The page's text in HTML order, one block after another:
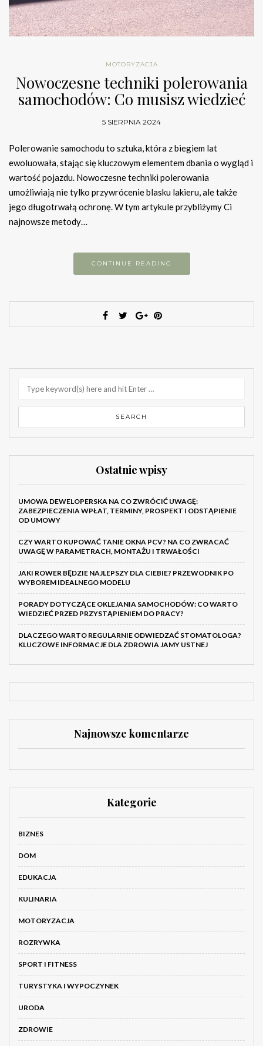
MOTORYZACJA
Nowoczesne techniki polerowania
samochodów: Co musisz wiedzieć
5 SIERPNIA 2024
Polerowanie samochodu to sztuka, która z biegiem lat
ewoluowała, stając się kluczowym elementem dbania o wygląd i
wartość pojazdu. Nowoczesne techniki polerowania
umożliwiają nie tylko przywrócenie blasku lakieru, ale także
jego długotrwałą ochronę. W tym artykule przybliżymy Ci
najnowsze metody…
CONTINUE READING
Ostatnie wpisy
UMOWA DEWELOPERSKA NA CO ZWRÓCIĆ UWAGĘ:
ZABEZPIECZENIA WPŁAT, TERMINY, PROSPEKT I ODSTĄPIENIE
OD UMOWY
CZY WARTO KUPOWAĆ TANIE OKNA PCV? NA CO ZWRACAĆ
UWAGĘ W PARAMETRACH, MONTAŻU I TRWAŁOŚCI
JAKI ROWER BĘDZIE NAJLEPSZY DLA CIEBIE? PRZEWODNIK PO
WYBOREM IDEALNEGO MODELU
PORADY DOTYCZĄCE OKLEJANIA SAMOCHODÓW: CO WARTO
WIEDZIEĆ PRZED PRZYSTĄPIENIEM DO PRACY?
DLACZEGO WARTO REGULARNIE ODWIEDZAĆ STOMATOLOGA?
KLUCZOWE INFORMACJE DLA ZDROWIA JAMY USTNEJ
Najnowsze komentarze
Kategorie
BIZNES
DOM
EDUKACJA
KULINARIA
MOTORYZACJA
ROZRYWKA
SPORT I FITNESS
TURYSTYKA I WYPOCZYNEK
URODA
ZDROWIE